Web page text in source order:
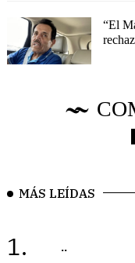
“El
MÁS LEÍDAS
1. ..